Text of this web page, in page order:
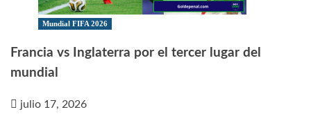
Mundial FIFA 2026
Francia vs Inglaterra por el tercer lugar del
mundial
julio 17, 2026